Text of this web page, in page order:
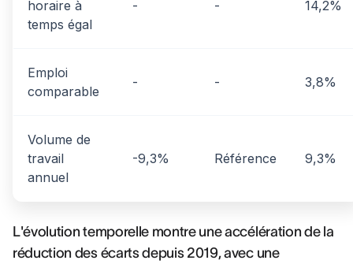
horaire à
temps égal
- - 14,2%
Emploi
comparable
- - 3,8%
Volume de
travail
annuel
-9,3% Référence 9,3%
L'évolution temporelle montre une accélération de la
réduction des écarts depuis 2019, avec une